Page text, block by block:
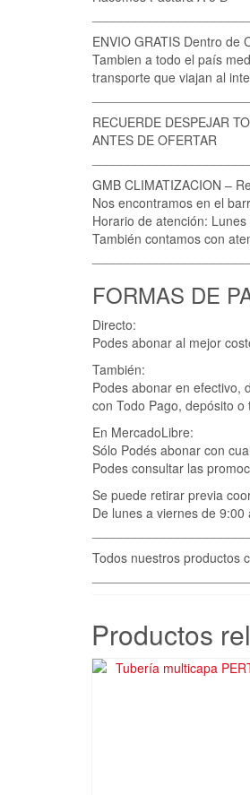
ENVIO GRATIS Dentro de
Tambien a todo el país
transporte que viajan al
RECUERDE DESPEJAR
ANTES DE OFERTAR
GMB CLIMATIZACION –
Nos encontramos en el
Horario de atención:
También contamos con
FORMAS DE
Directo:
Podes abonar al mejor
También:
Podes abonar en efectivo,
con Todo Pago, depósito
En MercadoLibre:
Sólo Podés abonar con
Podes consultar las
Se puede retirar previa
De lunes a viernes de
Todos nuestros productos
Productos